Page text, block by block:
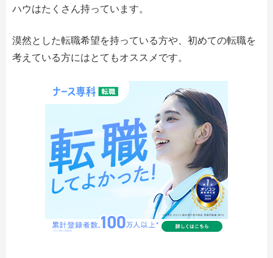
ハウはたくさん持っています。
漠然とした転職希望を持っている方や、初めての転職を
考えている方にはとてもオススメです。